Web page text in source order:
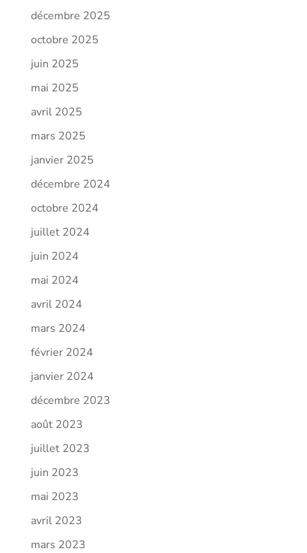
décembre 2025
octobre 2025
juin 2025
mai 2025
avril 2025
mars 2025
janvier 2025
décembre 2024
octobre 2024
juillet 2024
juin 2024
mai 2024
avril 2024
mars 2024
février 2024
janvier 2024
décembre 2023
août 2023
juillet 2023
juin 2023
mai 2023
avril 2023
mars 2023